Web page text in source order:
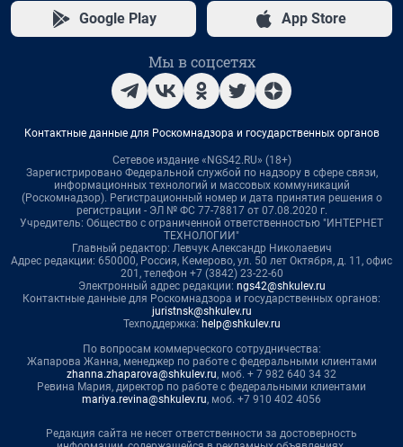
Google Play App Store
Мы в соцсетях
Контактные данные для Роскомнадзора и государственных органов
Сетевое издание «NGS42.RU» (18+)
Зарегистрировано Федеральной службой по надзору в сфере связи,
информационных технологий и массовых коммуникаций
(Роскомнадзор). Регистрационный номер и дата принятия решения о
регистрации - ЭЛ № ФС 77-78817 от 07.08.2020 г.
Учредитель: Общество с ограниченной ответственностью "ИНТЕРНЕТ
ТЕХНОЛОГИИ"
Главный редактор: Левчук Александр Николаевич
Адрес редакции: 650000, Россия, Кемерово, ул. 50 лет Октября, д. 11, офис
201, телефон +7 (3842) 23-22-60
Электронный адрес редакции: ngs42@shkulev.ru
Контактные данные для Роскомнадзора и государственных органов:
juristnsk@shkulev.ru
Техподдержка: help@shkulev.ru
По вопросам коммерческого сотрудничества:
Жапарова Жанна, менеджер по работе с федеральными клиентами
zhanna.zhaparova@shkulev.ru, моб. + 7 982 640 34 32
Ревина Мария, директор по работе с федеральными клиентами
mariya.revina@shkulev.ru, моб. +7 910 402 4056
Редакция сайта не несет ответственности за достоверность